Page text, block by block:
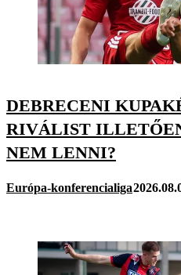
DEBRECENI
RIVÁLIST
NEM LENNI?
Európa-konferencialiga